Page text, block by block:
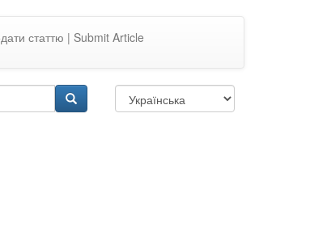
статтю | Submit Article